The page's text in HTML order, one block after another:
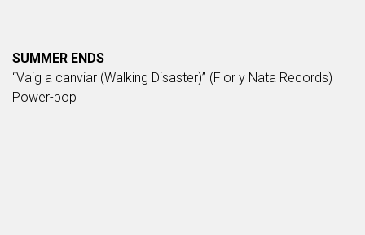
SUMMER ENDS
“Vaig a canviar (Walking Disaster)” (Flor y Nata Records)
Power-pop